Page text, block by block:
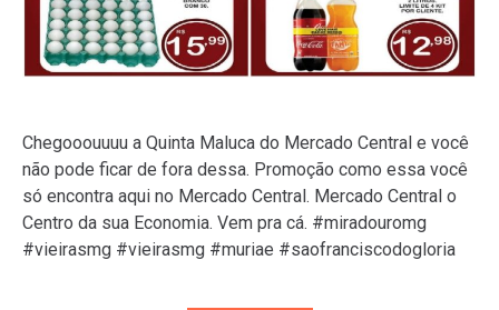
Chegooouuuu a Quinta Maluca do Mercado Central e você
não pode ficar de fora dessa. Promoção como essa você
só encontra aqui no Mercado Central. Mercado Central o
Centro da sua Economia. Vem pra cá. #miradouromg
#vieirasmg #vieirasmg #muriae #saofranciscodogloria